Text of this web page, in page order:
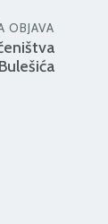
OBJAVA